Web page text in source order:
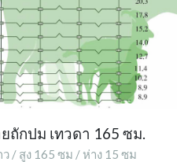
ถักปม เทวดา 165 ซม.
/ สูง 165 ซม / ห่าง 15 ซม